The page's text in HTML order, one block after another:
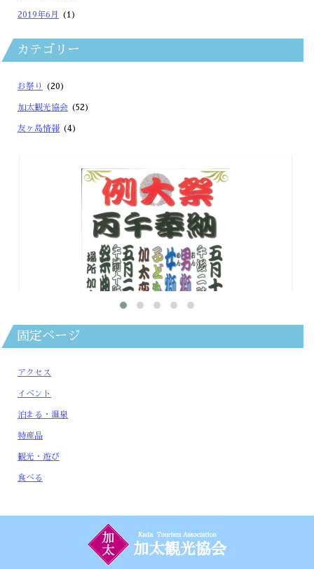
2019年6月 (1)
カテゴリー
お祭り (20)
加太観光協会 (52)
友ヶ島情報 (4)
5月17日（日曜日）執り行われます。 ※今年は渡御はございま
所】加太春日神社
固定ページ
アクセス
イベント
泊まる・温泉
特産品
観光・遊び
食べる